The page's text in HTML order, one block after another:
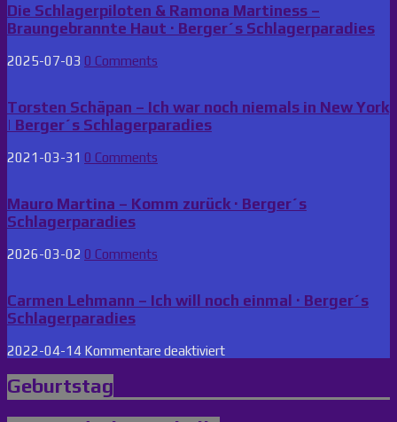
Die Schlagerpiloten & Ramona Martiness –
Braungebrannte Haut · Berger´s Schlagerparadies
2025-07-03 0 Comments
Torsten Schäpan – Ich war noch niemals in New York
| Berger´s Schlagerparadies
2021-03-31 0 Comments
Mauro Martina – Komm zurück · Berger´s
Schlagerparadies
2026-03-02 0 Comments
Carmen Lehmann – Ich will noch einmal · Berger´s
Schlagerparadies
2022-04-14 Kommentare deaktiviertfür
–
Geburtstag